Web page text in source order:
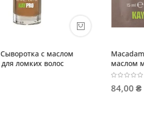
Macadamia Шампунь+Кондиционер с
маслом макадамии 15+15мл